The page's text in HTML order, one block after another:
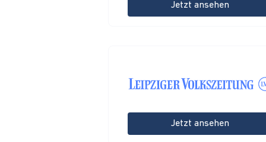
Jetzt ansehen
Jetzt ansehen